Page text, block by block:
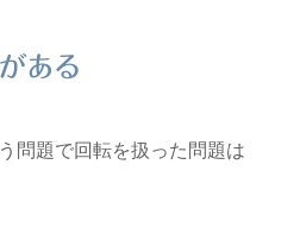
ある
問題で回転を扱った問題は